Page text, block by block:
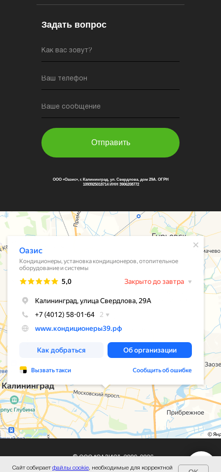
Как вас зовут?
Ваш телефон
Ваше сообщение
Отправить
Задать вопрос
ООО «Оазис», г. Калининград, ул. Свердлова, дом 29А. ОГРН
1093925018714 ИНН 3906208772
© ООО “ОАЗИС”, 2009-2026
Политика конфиденциальности
Сайт собираетфайлы cookie, необходимые для корректной